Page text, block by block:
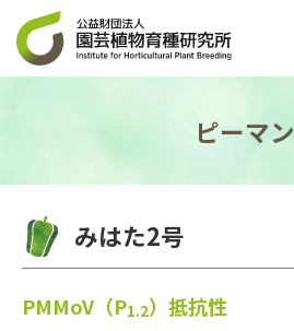
ピーマン
みはた2号
PMMoV（P1.2）抵抗性